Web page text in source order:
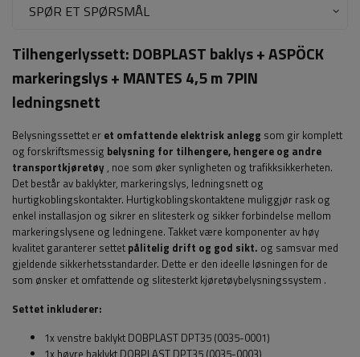
SPØR ET SPØRSMÅL
Tilhengerlyssett: DOBPLAST baklys +ASPÖCK
markeringslys + MANTES 4,5 m 7PIN
ledningsnett
Belysningssettet er et omfattende elektrisk anlegg som gir komplett
og forskriftsmessig belysning for tilhengere, hengere og andre
transportkjøretøy , noe som øker synligheten og trafikksikkerheten.
Det består av baklykter, markeringslys, ledningsnett og
hurtigkoblingskontakter. Hurtigkoblingskontaktene muliggjør rask og
enkel installasjon og sikrer en slitesterk og sikker forbindelse mellom
markeringslysene og ledningene. Takket være komponenter av høy
kvalitet garanterer settet pålitelig drift og god sikt. og samsvar med
gjeldende sikkerhetsstandarder. Dette er den ideelle løsningen for de
som ønsker et omfattende og slitesterkt kjøretøybelysningssystem .
Settet inkluderer:
1x venstre baklykt DOBPLAST DPT35 (0035-0001)